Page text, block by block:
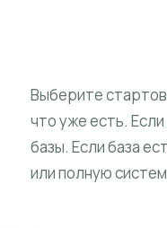
Выберите
что уже есть.
базы. Если база
или полную